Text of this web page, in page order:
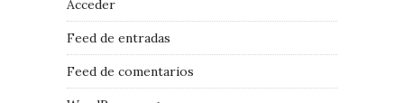
Acceder
Feed de entradas
Feed de comentarios